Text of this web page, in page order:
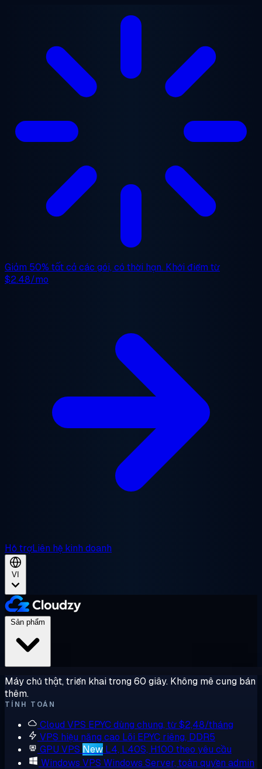
Giảm 50% tất cả các gói, có thời hạn. Khởi điểm từ
$2.48/mo
Hỗ trợLiên hệ kinh doanh
VI
Máy chủ thật, triển khai trong 60 giây. Không mê cung bán
thêm.
TÍNH TOÁN
Cloud VPS EPYC dùng chung, từ $2,48/tháng
VPS hiệu năng cao Lõi EPYC riêng, DDR5
GPU VPS New L4, L40S, H100 theo yêu cầu
Windows VPS Windows Server, toàn quyền admin